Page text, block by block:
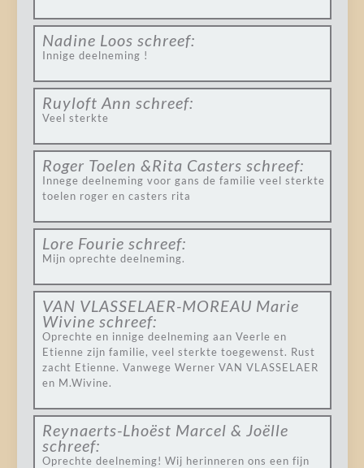
Nadine Loos schreef:
Innige deelneming !
Ruyloft Ann schreef:
Veel sterkte
Roger Toelen &Rita Casters schreef:
Innege deelneming voor gans de familie veel sterkte
toelen roger en casters rita
Lore Fourie schreef:
Mijn oprechte deelneming.
VAN VLASSELAER-MOREAU Marie
Wivine schreef:
Oprechte en innige deelneming aan Veerle en
Etienne zijn familie, veel sterkte toegewenst. Rust
zacht Etienne. Vanwege Werner VAN VLASSELAER
en M.Wivine.
Reynaerts-Lhoëst Marcel & Joëlle
schreef:
Oprechte deelneming! Wij herinneren ons een fijn